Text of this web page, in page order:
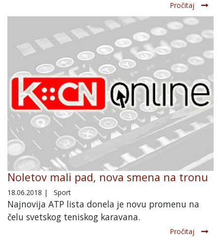
Pročitaj
Noletov mali pad, nova smena na tronu
18.06.2018 | Sport
Najnovija ATP lista donela je novu promenu na
čelu svetskog teniskog karavana.
Pročitaj